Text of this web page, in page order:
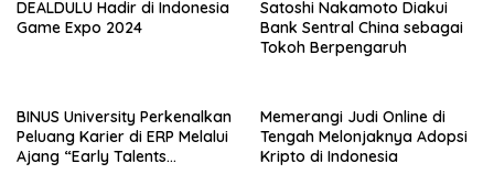
DEALDULU Hadir di Indonesia
Game Expo 2024
Satoshi Nakamoto Diakui
Bank Sentral China sebagai
Tokoh Berpengaruh
BINUS University Perkenalkan
Peluang Karier di ERP Melalui
Ajang “Early Talents
Memerangi Judi Online di
Tengah Melonjaknya Adopsi
Kripto di Indonesia